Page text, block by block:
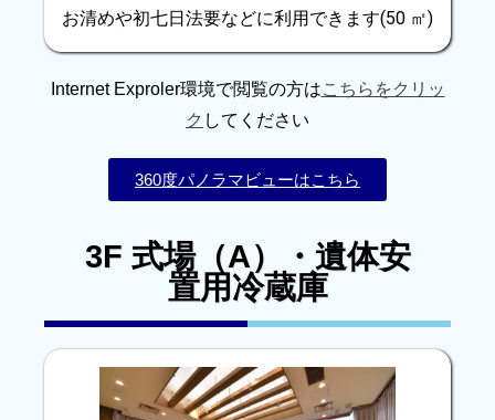
お清めや初七日法要などに利用できます(50 ㎡)
Internet Exproler環境で閲覧の方はこちらをクリッ
ク してください
360度パノラマビューはこちら
3F 式場（A）・遺体安
置用冷蔵庫